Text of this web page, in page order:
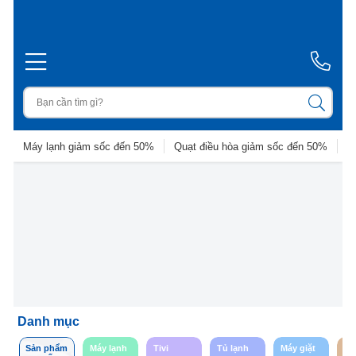
Máy lạnh giảm sốc đến 50% Quạt điều hòa giảm sốc đến 50%
Danh mục
Sản phẩm
Máy lạnh Tivi Tủ lạnh Máy giặt